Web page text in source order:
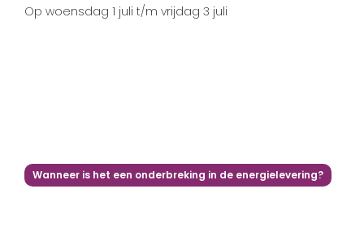
Op woensdag 1 juli t/m vrijdag 3 juli
Wanneer is het een onderbreking in de energielevering?